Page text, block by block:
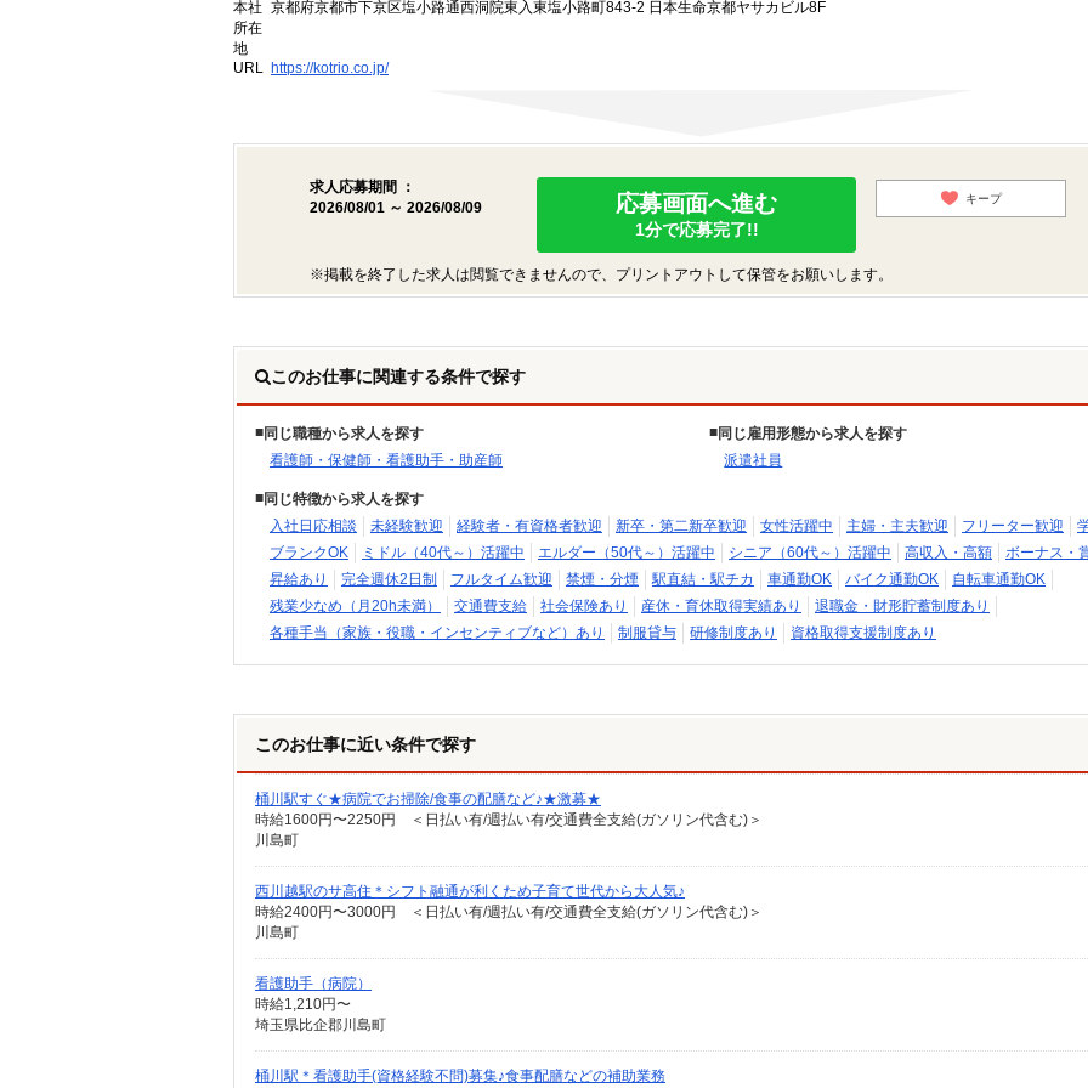
本社
所在
地
京都府京都市下京区塩小路通西洞院東入東塩小路町843-2 日本生命京都ヤサカビル8F
URL https://kotrio.co.jp/
求人応募期間 ：
2026/08/01 ～ 2026/08/09
応募画面へ進む
1分で応募完了!!
キープ
※掲載を終了した求人は閲覧できませんので、プリントアウトして保管をお願いします。
このお仕事に関連する条件で探す
同じ職種から求人を探す
看護師・保健師・看護助手・助産師
同じ雇用形態から求人を探す
派遣社員
同じ特徴から求人を探す
入社日応相談
未経験歓迎 経験者・有資格者歓迎 新卒・第二新卒歓迎 女性活躍中 主婦・主夫歓迎 フリーター歓迎
ブランクOK
ミドル（40代～）活躍中 エルダー（50代～）活躍中 シニア（60代～）活躍中 高収入・高額
ボーナス・
昇給あり
完全週休2日制 フルタイム歓迎 禁煙・分煙 駅直結・駅チカ 車通勤OK バイク通勤OK
自転車通勤OK
残業少なめ（月20h未満）
交通費支給 社会保険あり 産休・育休取得実績あり
退職金・財形貯蓄制度あり
各種手当（家族・役職・インセンティブなど）あり
制服貸与 研修制度あり 資格取得支援制度あり
このお仕事に近い条件で探す
桶川駅すぐ★病院でお掃除/食事の配膳など♪★激募★
時給1600円〜2250円 ＜日払い有/週払い有/交通費全支給(ガソリン代含む)＞
川島町
西川越駅のサ高住＊シフト融通が利くため子育て世代から大人気♪
時給2400円〜3000円 ＜日払い有/週払い有/交通費全支給(ガソリン代含む)＞
川島町
看護助手（病院）
時給1,210円〜
埼玉県比企郡川島町
桶川駅＊看護助手(資格経験不問)募集♪食事配膳などの補助業務